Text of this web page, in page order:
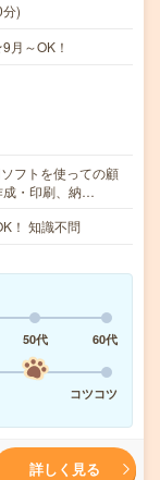
)
～OK！
フトを使っての顧
成・印刷、納…
！ 知識不問
50代
60代
コツコツ
詳しく見る